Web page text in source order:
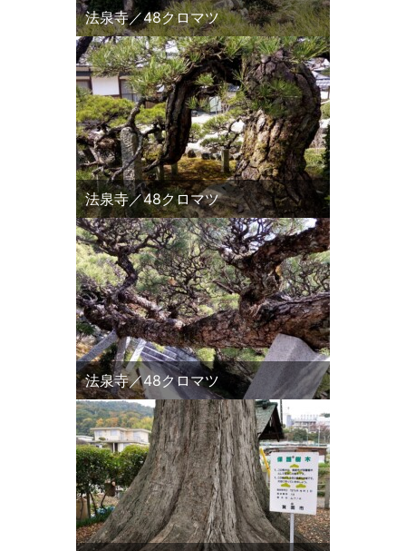
法泉寺／48クロマツ
法泉寺／48クロマツ
法泉寺／48クロマツ